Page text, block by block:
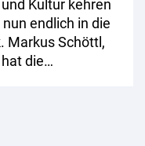
Kultur kehren
endlich in die
Markus Schöttl,
die…